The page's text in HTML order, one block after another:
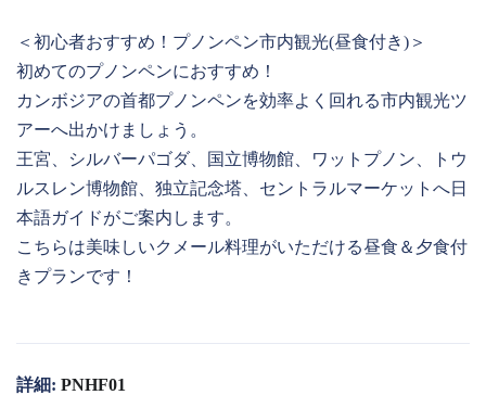
＜初心者おすすめ！プノンペン市内観光(昼食付き)＞
初めてのプノンペンにおすすめ！
カンボジアの首都プノンペンを効率よく回れる市内観光ツ
アーへ出かけましょう。
王宮、シルバーパゴダ、国立博物館、ワットプノン、トウ
ルスレン博物館、独立記念塔、セントラルマーケットへ日
本語ガイドがご案内します。
こちらは美味しいクメール料理がいただける昼食＆夕食付
きプランです！
詳細: PNHF01